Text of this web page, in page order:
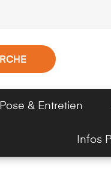
& Entretien
Infos